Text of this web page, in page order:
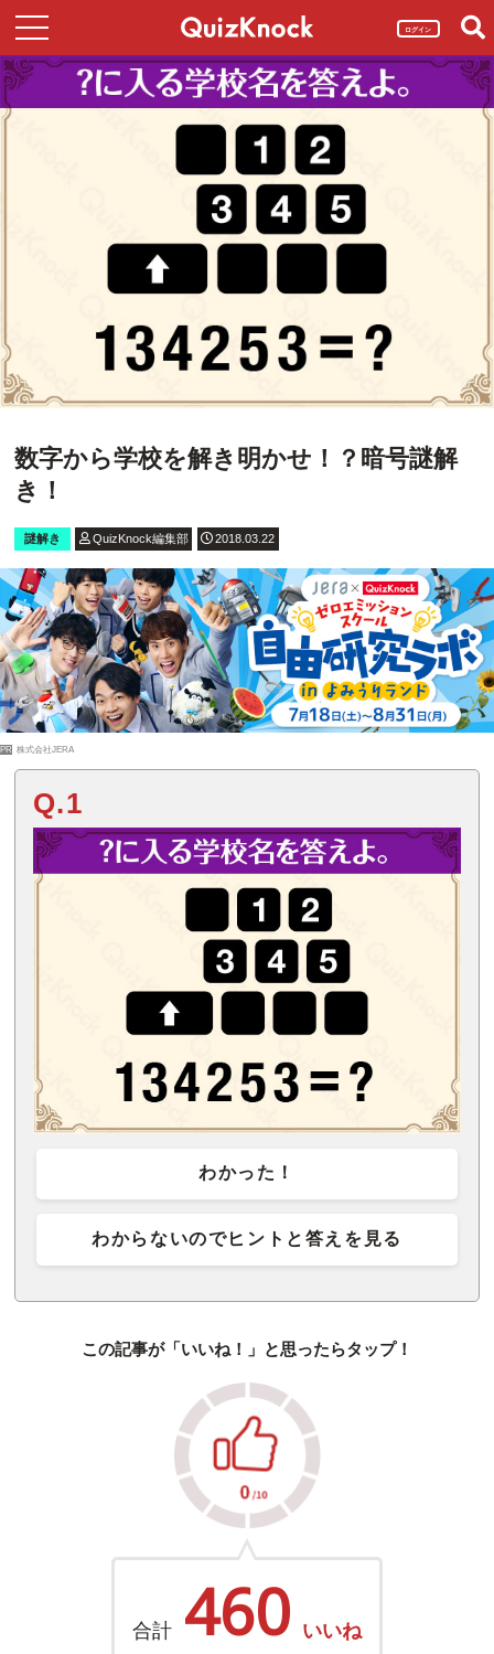
ログイン
数字から学校を解き明かせ！？暗号謎解
き！
謎解き QuizKnock編集部 2018.03.22
PR 株式会社JERA
Q.1
わかった！
わからないのでヒントと答えを見る
この記事が「いいね！」と思ったらタップ！
合計 460 いいね